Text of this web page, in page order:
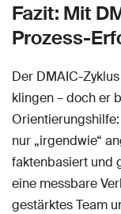
Fazit: Mit
Prozess-
Der DMAIC-
klingen – doch er
nur „irgendwie“
faktenbasiert und
eine messbare
gestärktes Team